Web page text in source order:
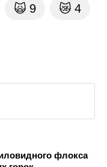
🙀 9 😿 4
флокса